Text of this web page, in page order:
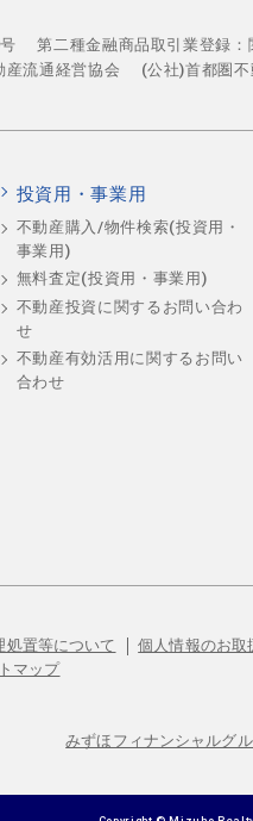
号
第二種金融商品取引業登録
産流通経営協会
(公社)首都圏
投資用・事業用
不動産購入/物件検索(投資用・
事業用)
無料査定(投資用・事業用)
不動産投資に関するお問い合わ
せ
不動産有効活用に関するお問い
合わせ
処置等について 個人情報のお取
マップ
みずほフィナンシャルグ